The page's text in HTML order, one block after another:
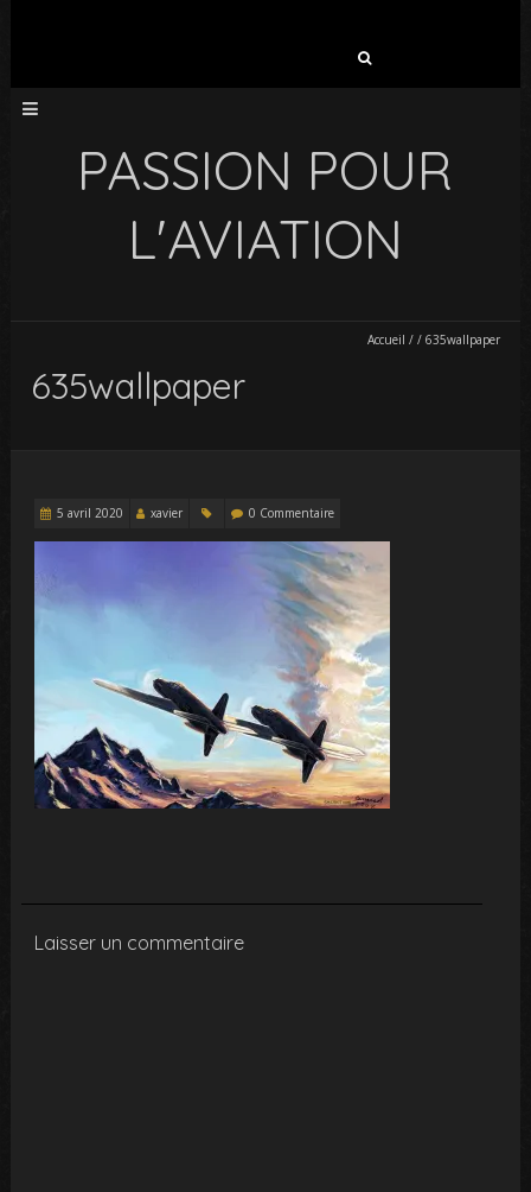
PASSION POUR
L'AVIATION
Accueil / / 635wallpaper
635wallpaper
5 avril 2020 xavier 0 Commentaire
Laisser un commentaire